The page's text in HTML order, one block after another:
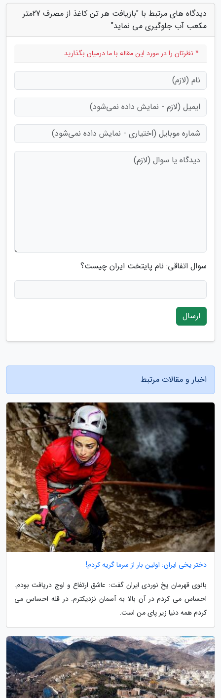
دیدگاه های مرتبط با "بازیافت هر تن کاغذ از مصرف 27متر
مکعب آب جلوگیری می نماید"
* نظرتان را در مورد این مقاله با ما درمیان بگذارید
سوال اتفاقی: نام پایتخت ایران چیست؟
ارسال
اخبار و مقالات مرتبط
دختر یخی ایران: اولین بار از سرما گریه کردم!
بانوی قهرمان یخ نوردی ایران گفت: عاشق ارتفاع و اوج دریافت بودم.
احساس می کردم در آن بالا به آسمان نزدیکترم. در قله احساس می
کردم همه دنیا زیر پای من است.